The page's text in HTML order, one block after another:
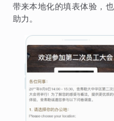
带来本地化的填表体验，
助力。